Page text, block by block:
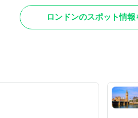
ロンドン市内の街並みを一望できる
展望台もあります。ドーム上の塔に登
できるので、ロンドンを一望したい
ロンドンのスポット情報